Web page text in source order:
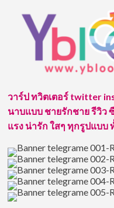
วาร์
Nick
Bateman
นัก
นาย
แบบ
ดาว
ชาว
อเมริกัน
เคย
ถูก
แชร์
วาร์ป ทวิตเตอร์ twitter
นาบแบบ ชายรักชาย รีวิว
แรง น่ารัก ใสๆ ทุกรูปแบบ